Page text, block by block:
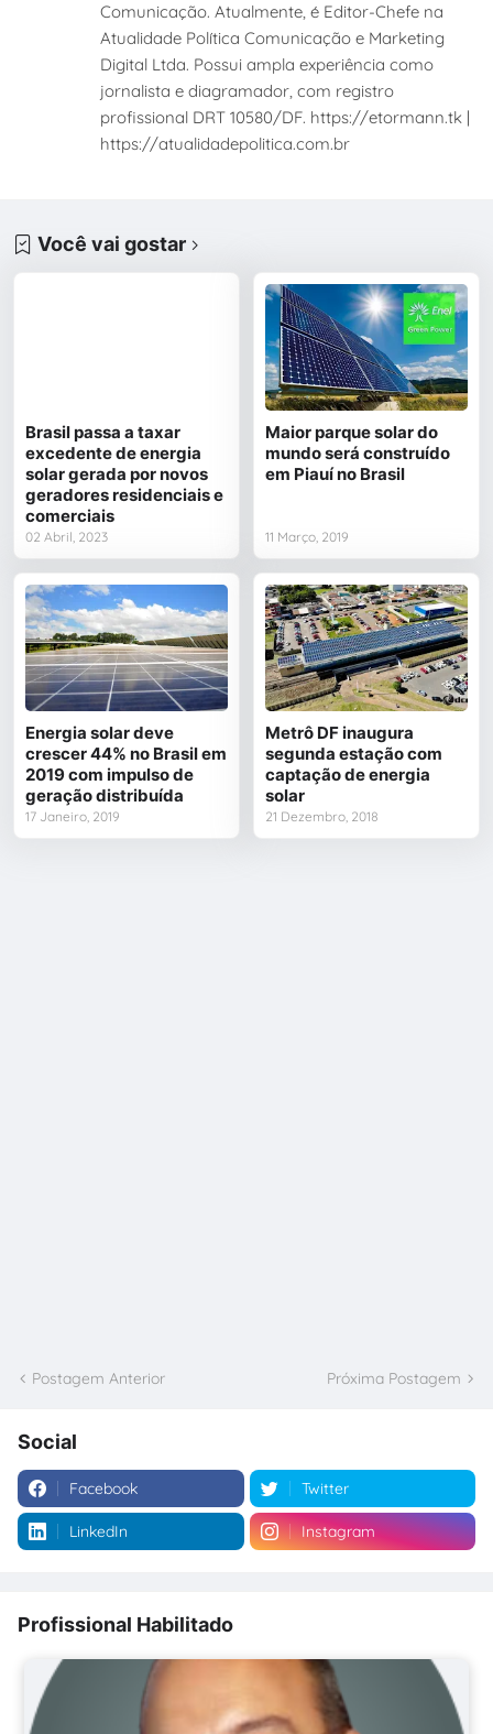
Comunicação. Atualmente, é Editor-Chefe na
Atualidade Política Comunicação e Marketing
Digital Ltda. Possui ampla experiência como
jornalista e diagramador, com registro
profissional DRT 10580/DF. https://etormann.tk |
https://atualidadepolitica.com.br
Você vai gostar
Brasil passa a taxar
excedente de energia
solar gerada por novos
geradores residenciais e
comerciais
02 Abril, 2023
Maior parque solar do
mundo será construído
em Piauí no Brasil
11 Março, 2019
Energia solar deve
crescer 44% no Brasil em
2019 com impulso de
geração distribuída
17 Janeiro, 2019
Metrô DF inaugura
segunda estação com
captação de energia
solar
21 Dezembro, 2018
Postagem Anterior Próxima Postagem
Social
Facebook Twitter
LinkedIn Instagram
Profissional Habilitado